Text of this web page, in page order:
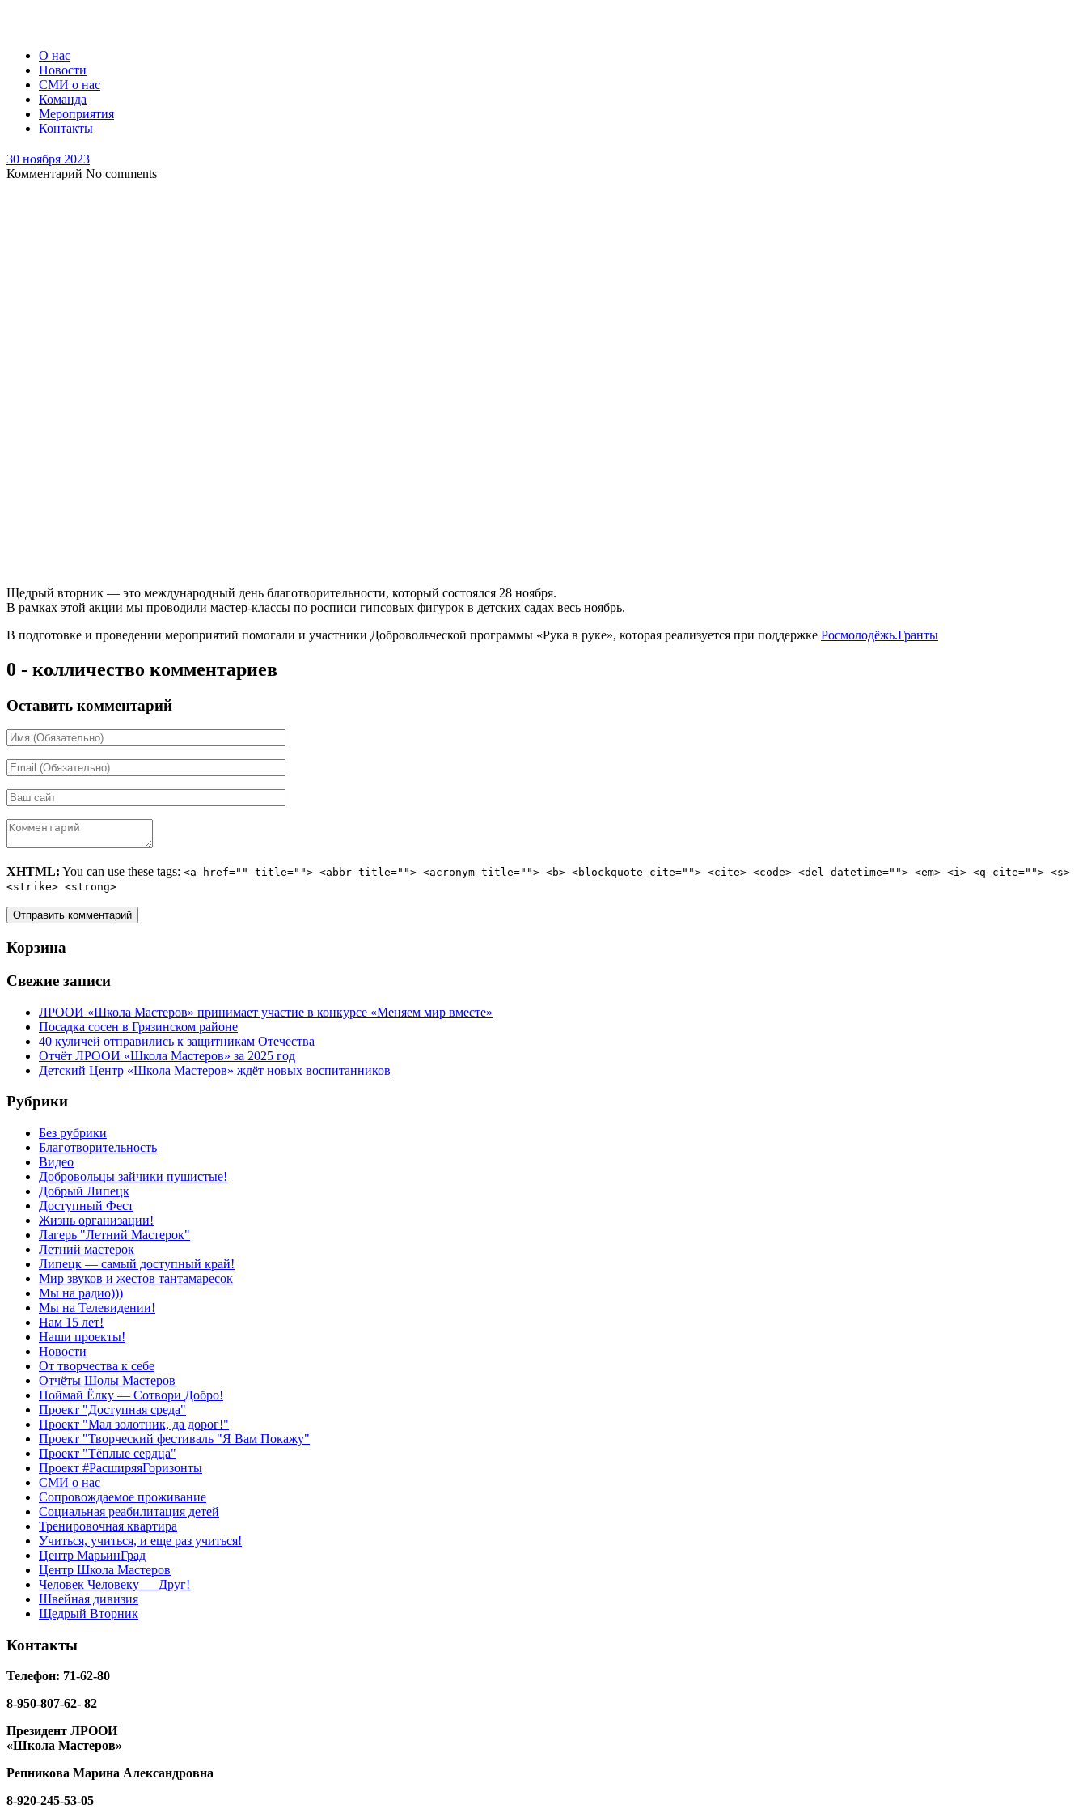
О нас
Новости
СМИ о нас
Команда
Мероприятия
Контакты
30 ноября 2023
Комментарий No comments
Щедрый вторник — это международный день благотворительности, который состоялся 28 ноября.
В рамках этой акции мы проводили мастер-классы по росписи гипсовых фигурок в детских садах весь ноябрь.
В подготовке и проведении мероприятий помогали и участники Добровольческой программы «Рука в руке», которая реализуется при поддержке Росмолодёжь.Гранты
0 - колличество комментариев
Оставить комментарий
XHTML: You can use these tags: <a href="" title=""> <abbr title=""> <acronym title=""> <b> <blockquote cite=""> <cite> <code> <del datetime=""> <em> <i> <q cite=""> <s>
<strike> <strong>
Корзина
Свежие записи
ЛРООИ «Школа Мастеров» принимает участие в конкурсе «Меняем мир вместе»
Посадка сосен в Грязинском районе
40 куличей отправились к защитникам Отечества
Отчёт ЛРООИ «Школа Мастеров» за 2025 год
Детский Центр «Школа Мастеров» ждёт новых воспитанников
Рубрики
Без рубрики
Благотворительность
Видео
Добровольцы зайчики пушистые!
Добрый Липецк
Доступный Фест
Жизнь организации!
Лагерь "Летний Мастерок"
Летний мастерок
Липецк — самый доступный край!
Мир звуков и жестов тантамаресок
Мы на радио)))
Мы на Телевидении!
Нам 15 лет!
Наши проекты!
Новости
От творчества к себе
Отчёты Шолы Мастеров
Поймай Ёлку — Сотвори Добро!
Проект "Доступная среда"
Проект "Мал золотник, да дорог!"
Проект "Творческий фестиваль "Я Вам Покажу"
Проект "Тёплые сердца"
Проект #РасширяяГоризонты
СМИ о нас
Сопровождаемое проживание
Социальная реабилитация детей
Тренировочная квартира
Учиться, учиться, и еще раз учиться!
Центр МарьинГрад
Центр Школа Мастеров
Человек Человеку — Друг!
Швейная дивизия
Щедрый Вторник
Контакты
Телефон: 71-62-80
8-950-807-62- 82
Президент ЛРООИ
«Школа Мастеров»
Репникова Марина Александровна
8-920-245-53-05